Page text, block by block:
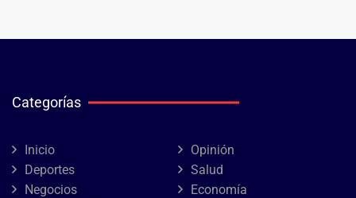
Categorías
Inicio
Opinión
Deportes
Salud
Negocios
Economía